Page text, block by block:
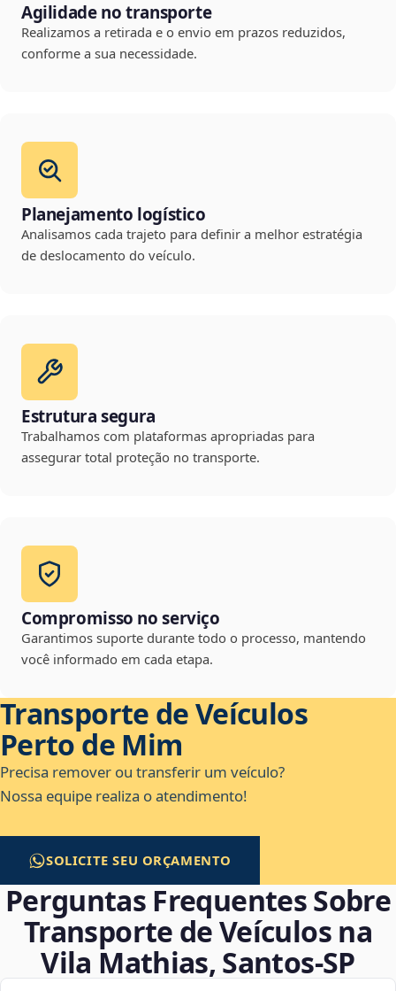
Agilidade no transporte
Realizamos a retirada e o envio em prazos reduzidos,
conforme a sua necessidade.
Planejamento logístico
Analisamos cada trajeto para definir a melhor estratégia
de deslocamento do veículo.
Estrutura segura
Trabalhamos com plataformas apropriadas para
assegurar total proteção no transporte.
Compromisso no serviço
Garantimos suporte durante todo o processo, mantendo
você informado em cada etapa.
Transporte de Veículos
Perto de Mim
Precisa remover ou transferir um veículo?
Nossa equipe realiza o atendimento!
SOLICITE SEU ORÇAMENTO
Perguntas Frequentes Sobre
Transporte de Veículos na
Vila Mathias, Santos‑SP